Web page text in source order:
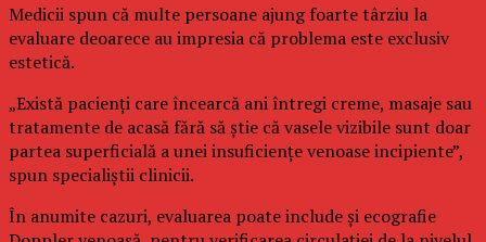
Medicii spun că multe persoane ajung foarte târziu la
evaluare deoarece au impresia că problema este exclusiv
estetică.
„Există pacienți care încearcă ani întregi creme, masaje sau
tratamente de acasă fără să știe că vasele vizibile sunt doar
partea superficială a unei insuficiențe venoase incipiente”,
spun specialiștii clinicii.
În anumite cazuri, evaluarea poate include și ecografie